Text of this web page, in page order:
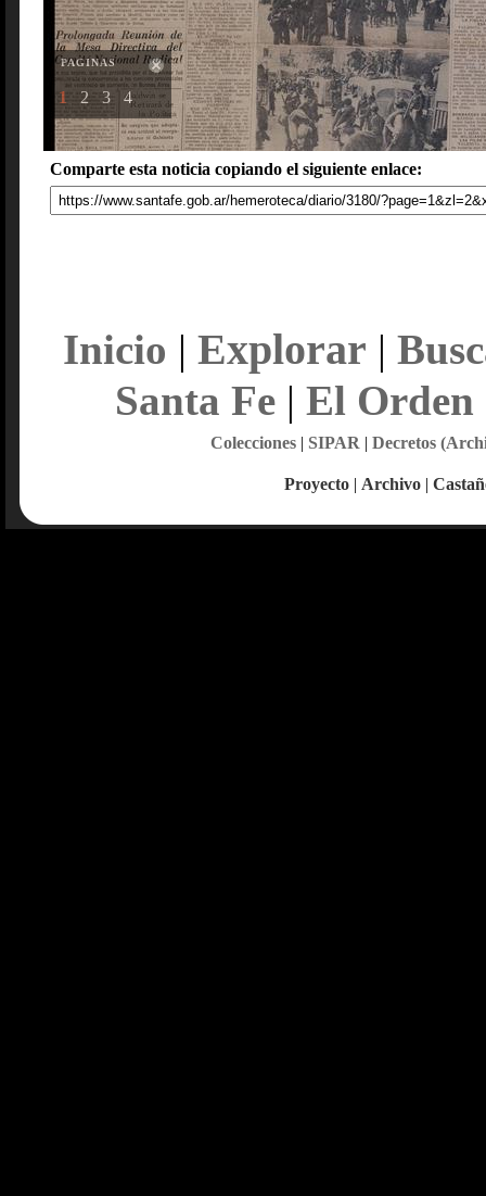
PAGINAS
1 2 3 4
Comparte esta noticia copiando el siguiente enlace:
Inicio | Explorar |
Santa Fe| El Orden
Colecciones| SIPAR | Decretos
Proyecto | Archivo |